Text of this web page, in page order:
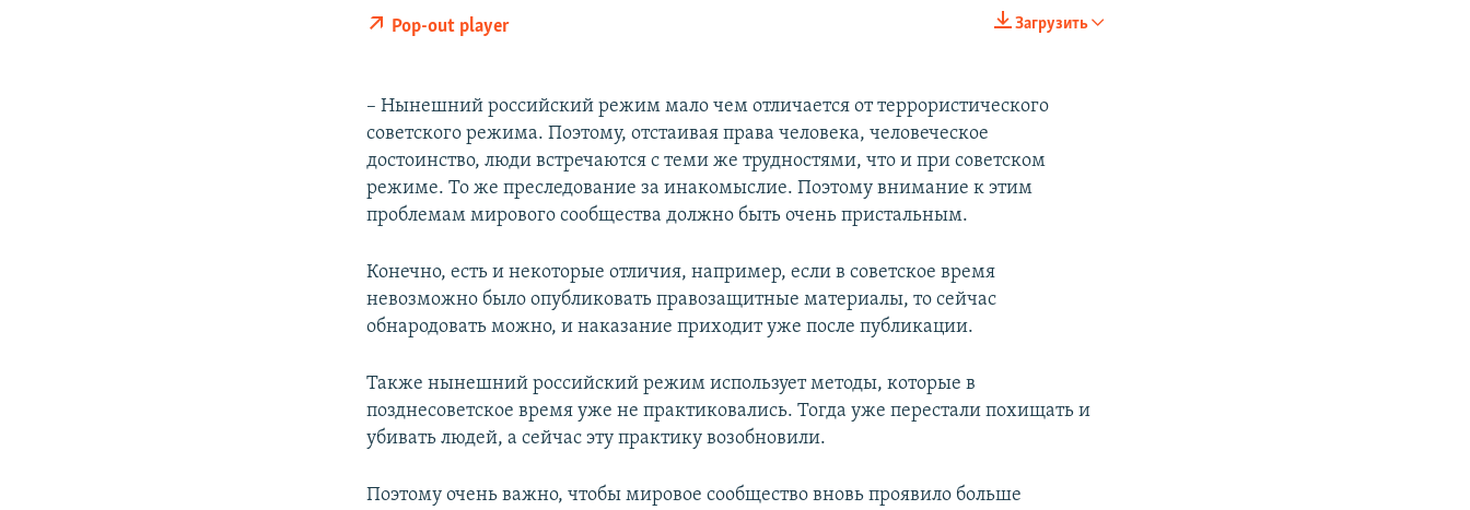
SHARE
Загрузить
Pop-out player
– Нынешний российский режим мало чем отличается от террористического
советского режима. Поэтому, отстаивая права человека, человеческое
достоинство, люди встречаются с теми же трудностями, что и при советском
режиме. То же преследование за инакомыслие. Поэтому внимание к этим
проблемам мирового сообщества должно быть очень пристальным.
Конечно, есть и некоторые отличия, например, если в советское время
невозможно было опубликовать правозащитные материалы, то сейчас
обнародовать можно, и наказание приходит уже после публикации.
Также нынешний российский режим использует методы, которые в
позднесоветское время уже не практиковались. Тогда уже перестали похищать и
убивать людей, а сейчас эту практику возобновили.
Поэтому очень важно, чтобы мировое сообщество вновь проявило больше